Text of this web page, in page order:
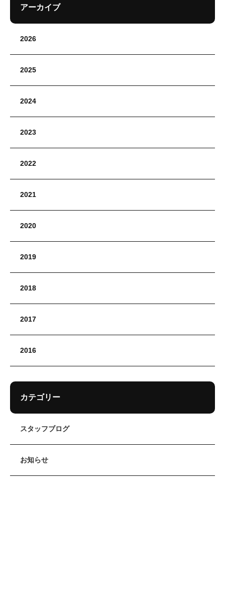
アーカイブ
2026
2025
2024
2023
2022
2021
2020
2019
2018
2017
2016
カテゴリー
スタッフブログ
お知らせ